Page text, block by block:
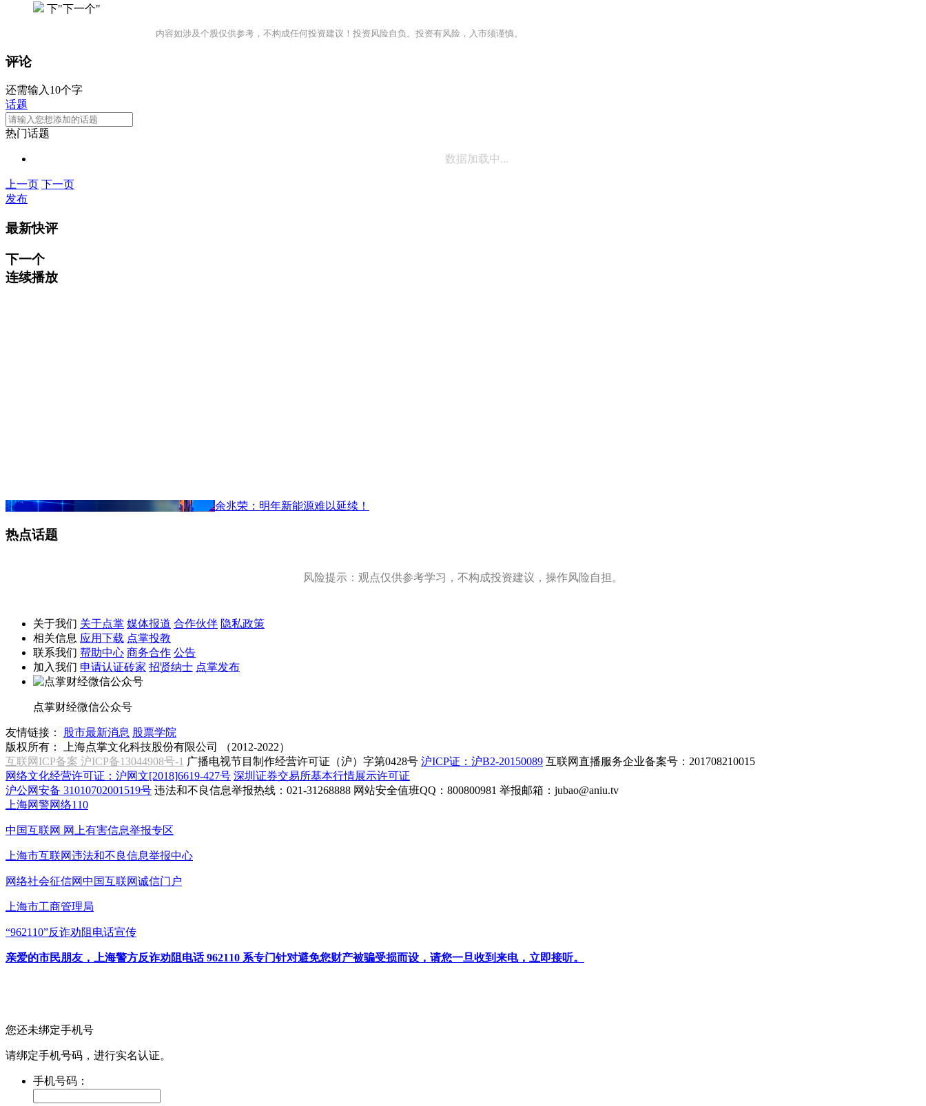
下"下一个"
内容如涉及个股仅供参考，不构成任何投资建议！投资风险自负。投资有风险，入市须谨慎。
评论
还需输入10个字
话题
热门话题
数据加载中...
上一页 下一页
发布
最新快评
下一个
连续播放
余兆荣：明年新能源难以延续！
热点话题
风险提示：观点仅供参考学习，不构成投资建议，操作风险自担。
关于我们 关于点掌 媒体报道 合作伙伴 隐私政策
相关信息 应用下载 点掌投教
联系我们 帮助中心 商务合作 公告
加入我们 申请认证砖家 招贤纳士 点掌发布
点掌财经微信公众号
友情链接： 股市最新消息 股票学院
版权所有：
上海点掌文化科技股份有限公司 （2012-2022）
互联网ICP备案 沪ICP备13044908号-1 广播电视节目制作经营许可证（沪）字第0428号 沪ICP证：沪B2-20150089 互联网直播服务企业备案号：201708210015
网络文化经营许可证：沪网文[2018]6619-427号 深圳证券交易所基本行情展示许可证
沪公网安备 31010702001519号 违法和不良信息举报热线：021-31268888 网站安全值班QQ：800800981 举报邮箱： jubao@aniu.tv
上海网警网络110
中国互联网 网上有害信息举报专区
上海市互联网违法和不良信息举报中心
网络社会征信网中国互联网诚信门户
上海市工商管理局
“962110”反诈劝阻电话宣传
亲爱的市民朋友，上海警方反诈劝阻电话 962110 系专门针对避免您财产被骗受损而设，请您一旦收到来电，立即接听。
您还未绑定手机号
请绑定手机号码，进行实名认证。
手机号码：